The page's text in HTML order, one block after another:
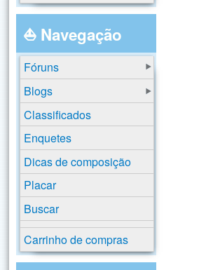
⛵ Navegação
Fóruns
Blogs
Classificados
Enquetes
Dicas de composição
Placar
Buscar
Carrinho de compras